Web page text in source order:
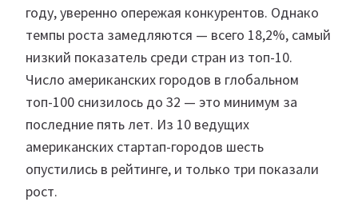
году, уверенно опережая конкурентов. Однако
темпы роста замедляются — всего 18,2%, самый
низкий показатель среди стран из топ-10.
Число американских городов в глобальном
топ-100 снизилось до 32 — это минимум за
последние пять лет. Из 10 ведущих
американских стартап-городов шесть
опустились в рейтинге, и только три показали
рост.